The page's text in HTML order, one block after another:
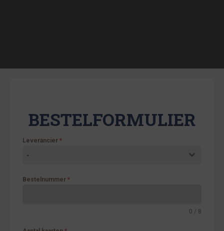
BESTELFORMULIER
Leverancier *
-
Bestelnummer *
0 / 8